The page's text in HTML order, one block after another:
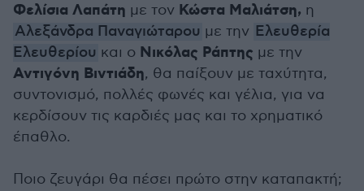
Φελίσια Λαπάτη με τον Κώστα Μαλιάτση, η
Αλεξάνδρα Παναγιώταρου με την Ελευθερία
Ελευθερίου και ο Νικόλας Ράπτης με την
Αντιγόνη Βιντιάδη, θα παίξουν με ταχύτητα,
συντονισμό, πολλές φωνές και γέλια, για να
κερδίσουν τις καρδιές μας και το χρηματικό
έπαθλο.
Ποιο ζευγάρι θα πέσει πρώτο στην καταπακτή;